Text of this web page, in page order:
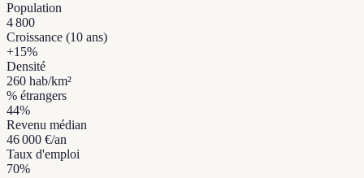
Population
4 800
Croissance (10 ans)
+15%
Densité
260 hab/km²
% étrangers
44%
Revenu médian
46 000 €/an
Taux d'emploi
70%